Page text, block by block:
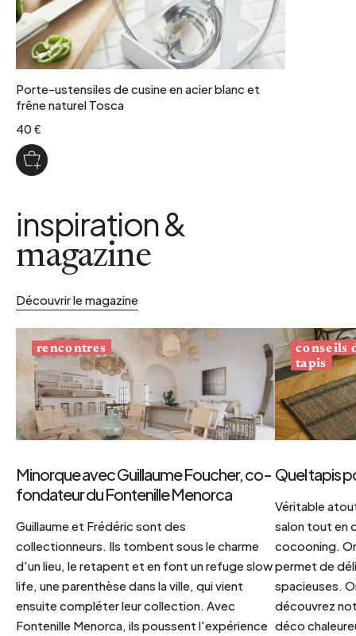
Porte-ustensiles de cusine en acier blanc et
frêne naturel Tosca
40 €
inspiration &
magazine
Découvrir le magazine
rencontres
Minorque avec Guillaume Foucher, co-
fondateur du Fontenille Menorca
Guillaume et Frédéric sont des
collectionneurs. Ils tombent sous le charme
d'un lieu, le retapent et en font un refuge slow
life, une parenthèse dans la ville, qui vient
ensuite compléter leur collection. Avec
Fontenille Menorca, ils poussent l'expérience
conseils
tapis
Quel tapis
Véritable
salon tout en
cocooning.
permet de
spacieuses.
découvrez
déco